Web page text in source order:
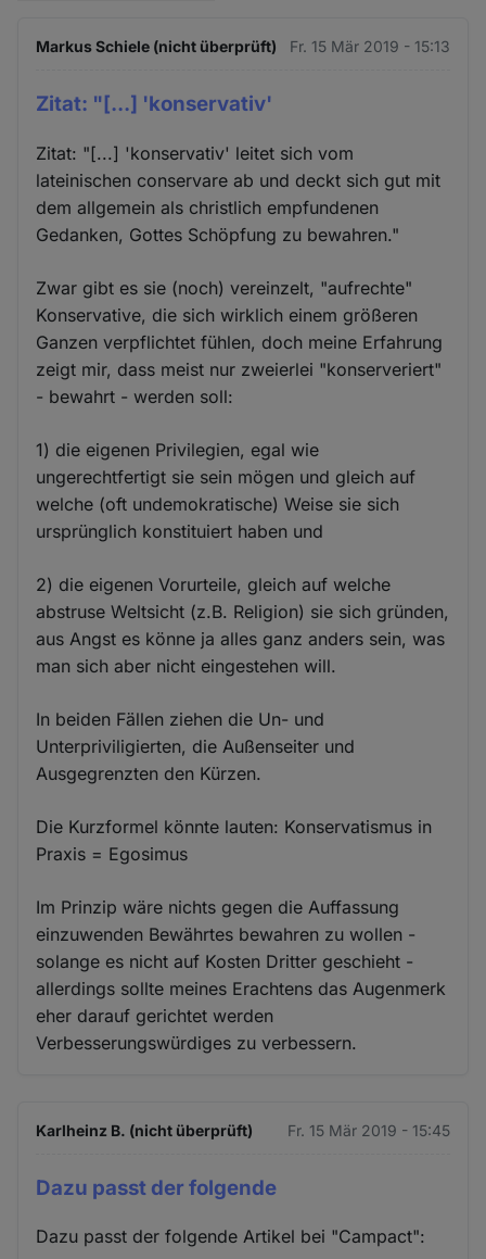
Markus Schiele (nicht überprüft) Fr. 15 Mär 2019 - 15:13
Zitat: "[...] 'konservativ'
Zitat: "[...] 'konservativ' leitet sich vom
lateinischen conservare ab und deckt sich gut mit
dem allgemein als christlich empfundenen
Gedanken, Gottes Schöpfung zu bewahren."
Zwar gibt es sie (noch) vereinzelt, "aufrechte"
Konservative, die sich wirklich einem größeren
Ganzen verpflichtet fühlen, doch meine Erfahrung
zeigt mir, dass meist nur zweierlei "konserveriert"
- bewahrt - werden soll:
1) die eigenen Privilegien, egal wie
ungerechtfertigt sie sein mögen und gleich auf
welche (oft undemokratische) Weise sie sich
ursprünglich konstituiert haben und
2) die eigenen Vorurteile, gleich auf welche
abstruse Weltsicht (z.B. Religion) sie sich gründen,
aus Angst es könne ja alles ganz anders sein, was
man sich aber nicht eingestehen will.
In beiden Fällen ziehen die Un- und
Unterpriviligierten, die Außenseiter und
Ausgegrenzten den Kürzen.
Die Kurzformel könnte lauten: Konservatismus in
Praxis = Egosimus
Im Prinzip wäre nichts gegen die Auffassung
einzuwenden Bewährtes bewahren zu wollen -
solange es nicht auf Kosten Dritter geschieht -
allerdings sollte meines Erachtens das Augenmerk
eher darauf gerichtet werden
Verbesserungswürdiges zu verbessern.
Karlheinz B. (nicht überprüft) Fr. 15 Mär 2019 - 15:45
Dazu passt der folgende
Dazu passt der folgende Artikel bei "Campact":